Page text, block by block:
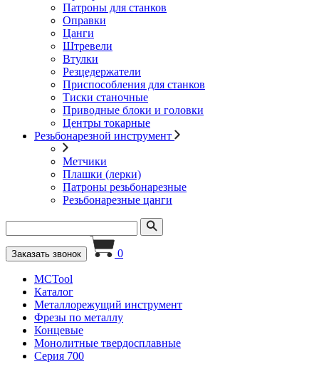
Патроны для станков
Оправки
Цанги
Штревели
Втулки
Резцедержатели
Приспособления для станков
Тиски станочные
Приводные блоки и головки
Центры токарные
Резьбонарезной инструмент
Метчики
Плашки (лерки)
Патроны резьбонарезные
Резьбонарезные цанги
Заказать звонок 0
MCTool
Каталог
Металлорежущий инструмент
Фрезы по металлу
Концевые
Монолитные твердосплавные
Серия 700